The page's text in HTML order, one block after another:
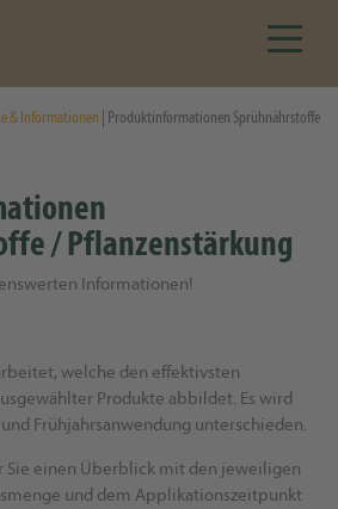
& Informationen | Produktinformationen Sprühnährstoffe
/ Pflanzenstärkung
Informationen!
welche den effektivsten
Produkte abbildet. Es wird
Frühjahrsanwendung unterschieden.
Sie einen Überblick mit den jeweiligen
und dem Applikationszeitpunkt